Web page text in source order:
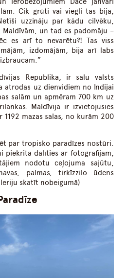
Cik grūti vai viegli tas bija,
uzzināju par kādu cilvēku,
Maldīvām, un tad es padomāju –
es arī to nevarētu?! Tas viss
izdomājām, bija arī labs
Republika, ir salu valsts
atrodas uz dienvidiem no Indijai
salām un apmēram 700 km uz
Maldīvija ir izvietojusies
mazas salas, no kurām 200
par tropisko paradīzes nostūri.
piekrita dalīties ar fotogrāfijām,
nodotu ceļojuma sajūtu,
palmas, tirkīzzilo ūdens
skatīt nobeigumā)